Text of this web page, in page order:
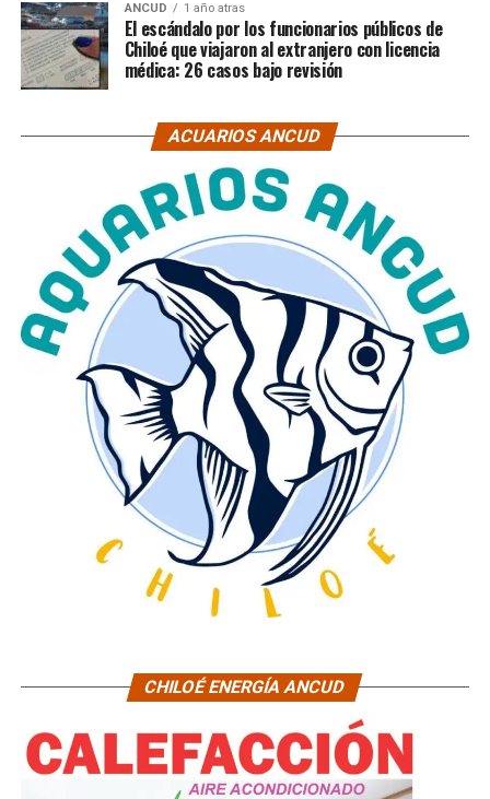
ANCUD 1 año atras
El escándalo por los funcionarios públicos de
Chiloé que viajaron al extranjero con licencia
médica: 26 casos bajo revisión
ACUARIOS ANCUD
CHILOÉ ENERGÍA ANCUD